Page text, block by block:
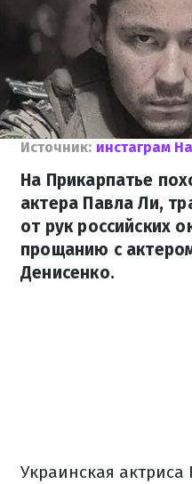
Источник: инстаграм
На Прикарпатье
актера Павла Ли,
от рук российских
прощанию с
Денисенко.
Украинская